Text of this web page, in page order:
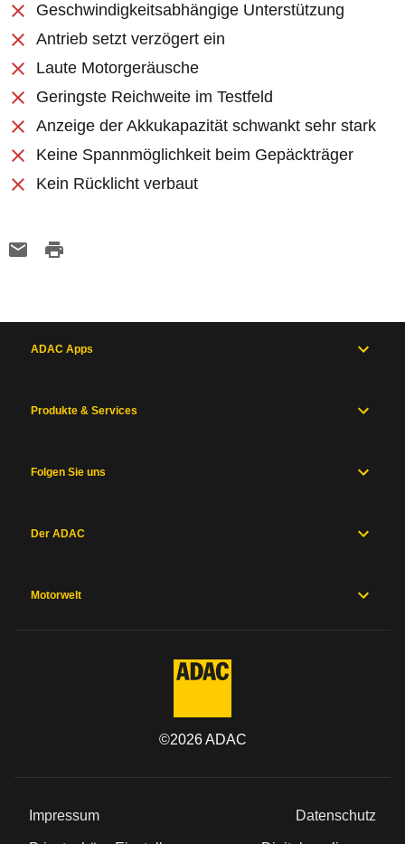
Geschwindigkeitsabhängige Unterstützung
Antrieb setzt verzögert ein
Laute Motorgeräusche
Geringste Reichweite im Testfeld
Anzeige der Akkukapazität schwankt sehr stark
Keine Spannmöglichkeit beim Gepäckträger
Kein Rücklicht verbaut
ADAC Apps
Produkte & Services
Folgen Sie uns
Der ADAC
Motorwelt
©2026ADAC
Impressum Datenschutz